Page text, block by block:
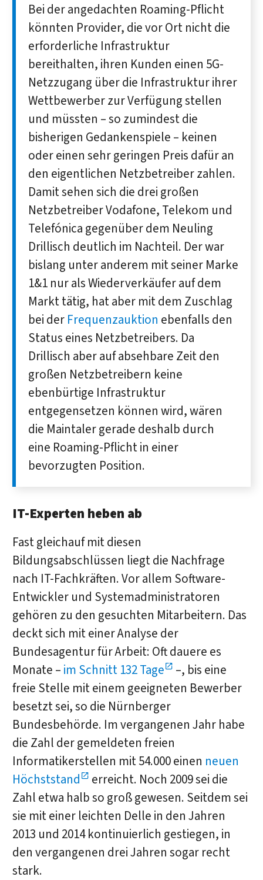
Bei der angedachten Roaming-Pflicht
könnten Provider, die vor Ort nicht die
erforderliche Infrastruktur
bereithalten, ihren Kunden einen 5G-
Netzzugang über die Infrastruktur ihrer
Wettbewerber zur Verfügung stellen
und müssten – so zumindest die
bisherigen Gedankenspiele – keinen
oder einen sehr geringen Preis dafür an
den eigentlichen Netzbetreiber zahlen.
Damit sehen sich die drei großen
Netzbetreiber Vodafone, Telekom und
Telefónica gegenüber dem Neuling
Drillisch deutlich im Nachteil. Der war
bislang unter anderem mit seiner Marke
1&1 nur als Wiederverkäufer auf dem
Markt tätig, hat aber mit dem Zuschlag
bei der Frequenzauktion ebenfalls den
Status eines Netzbetreibers. Da
Drillisch aber auf absehbare Zeit den
großen Netzbetreibern keine
ebenbürtige Infrastruktur
entgegensetzen können wird, wären
die Maintaler gerade deshalb durch
eine Roaming-Pflicht in einer
bevorzugten Position.
IT-Experten heben ab
Fast gleichauf mit diesen
Bildungsabschlüssen liegt die Nachfrage
nach IT-Fachkräften. Vor allem Software-
Entwickler und Systemadministratoren
gehören zu den gesuchten Mitarbeitern. Das
deckt sich mit einer Analyse der
Bundesagentur für Arbeit: Oft dauere es
Monate – im Schnitt 132 Tage
–, bis eine
freie Stelle mit einem geeigneten Bewerber
besetzt sei, so die Nürnberger
Bundesbehörde. Im vergangenen Jahr habe
die Zahl der gemeldeten freien
Informatikerstellen mit 54.000 einen neuen
Höchststand
erreicht. Noch 2009 sei die
Zahl etwa halb so groß gewesen. Seitdem sei
sie mit einer leichten Delle in den Jahren
2013 und 2014 kontinuierlich gestiegen, in
den vergangenen drei Jahren sogar recht
stark.